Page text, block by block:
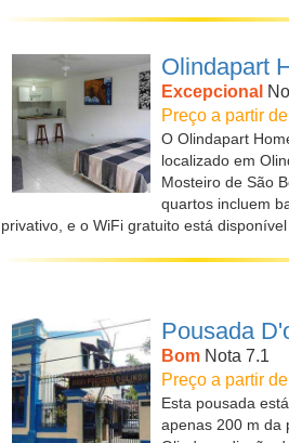
Olindapart
Excepcional
Preço a partir
O Olindapart
localizado em
Mosteiro de São
quartos incluem
privativo, e o WiFi gratuito está disponível
Pousada
Bom Nota 7.1
Preço a partir
Esta pousada
apenas 200 m da